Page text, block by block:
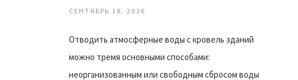
СЕНТЯБРЬ 18, 2016
Отводить атмосферные воды с кровель зданий
можно тремя основными способами:
неорганизованным или свободным сбросом воды